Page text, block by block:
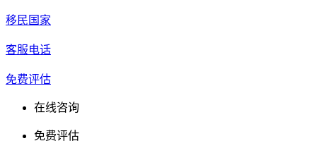
移民国家
客服电话
免费评估
在线咨询
免费评估